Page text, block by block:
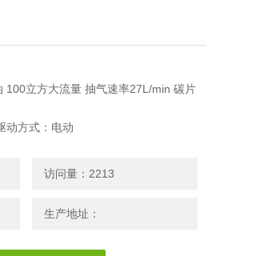
100立方大流量 抽气速率27L/min 碳片
动方式：电动
抽气速率：27L/s
访问量：2213
生产地址：